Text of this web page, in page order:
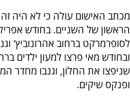
מכתב האישום עולה כי לא היה
הראשון של השניים. בחודש
לסופרמרקט ברחוב אהרונוביץ'
ובחודש מאי פרצו למעון ילדים
שניפצו את החלון, וגנבו מחדר
ופנקס שיקים.